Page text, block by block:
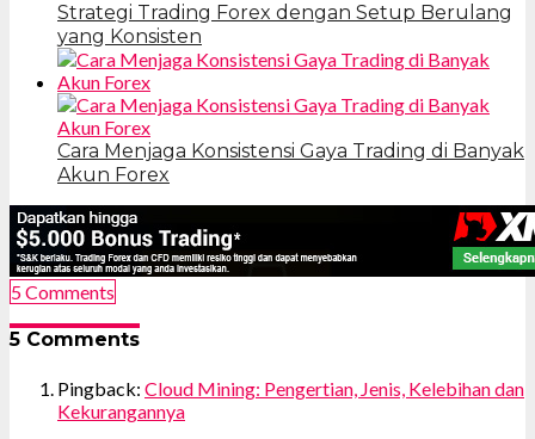
Strategi Trading Forex dengan Setup Berulang
yang Konsisten
Cara Menjaga Konsistensi Gaya Trading di Banyak
Akun Forex
5 Comments
5 Comments
Pingback: Cloud Mining: Pengertian, Jenis, Kelebihan dan
Kekurangannya